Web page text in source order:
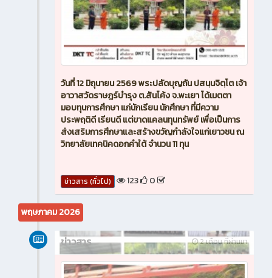
วันที่ 12 มิถุนายน 2569 พระปลัดบุญถัน ปสนฺนจิตฺโต เจ้า
อาวาสวัดราษฎร์บำรุง ต.สันโค้ง จ.พะเยา ได้เมตตา
มอบทุนการศึกษา แก่นักเรียน นักศึกษา ที่มีความ
ประพฤติดี เรียนดี แต่ขาดแคลนทุนทรัพย์ เพื่อเป็นการ
ส่งเสริมการศึกษาและสร้างขวัญกำลังใจแก่เยาวชน ณ
วิทยาลัยเทคนิคดอกคำใต้ จำนวน 11 ทุน
ข่าวสาร (ทั่วไป) 123 0
พฤษภาคม 2026
2 เดือน ที่ผ่านมา
ข่าวสาร